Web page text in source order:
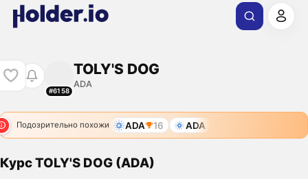
#6158
TOLY'S DOG
ADA
Подозрительно похожи ADA 16 ADA
Курс TOLY'S DOG (ADA)